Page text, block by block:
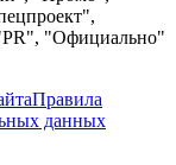
"Официально"
Правила
данных